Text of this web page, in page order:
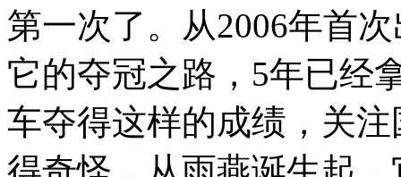
第一次了。从2006年首
它的夺冠之路，5年已经
车夺得这样的成绩，关